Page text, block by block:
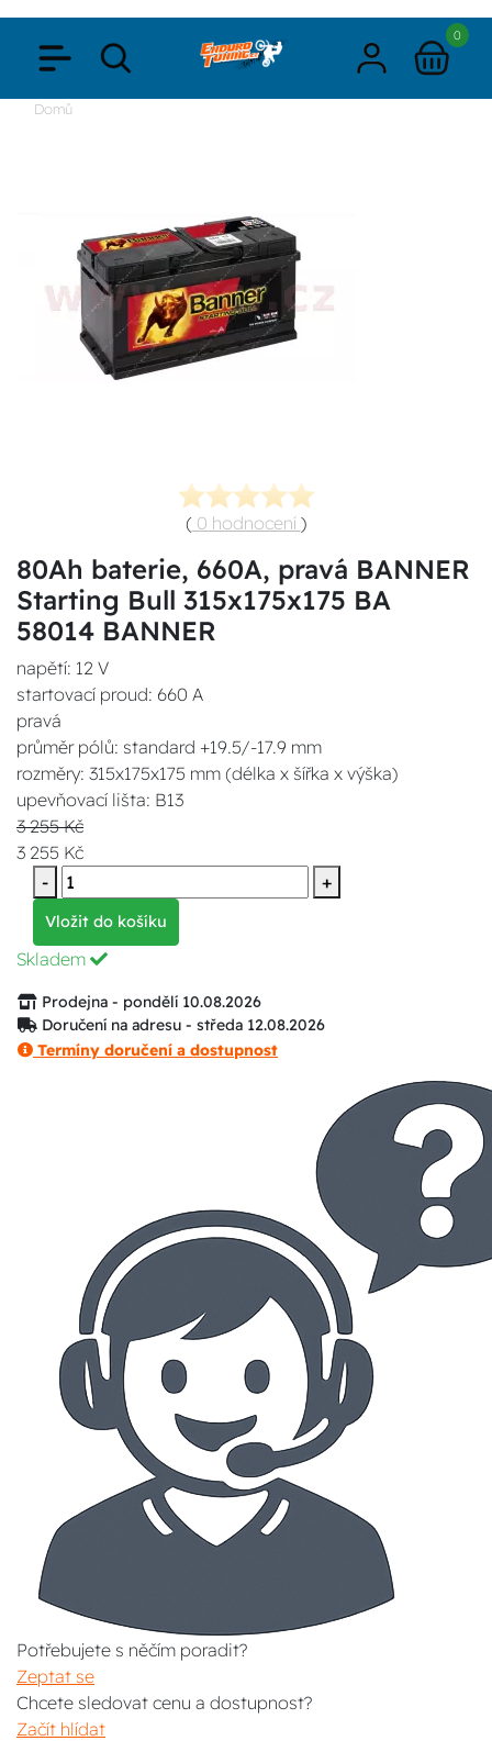
0
Domů
( 0 hodnocení )
80Ah baterie, 660A, pravá BANNER
Starting Bull 315x175x175 BA
58014 BANNER
napětí: 12 V
startovací proud: 660 A
pravá
průměr pólů: standard +19.5/-17.9 mm
rozměry: 315x175x175 mm (délka x šířka x výška)
upevňovací lišta: B13
3 255 Kč
3 255 Kč
-
+
Vložit do košíku
Skladem
Prodejna - pondělí 10.08.2026
Doručení na adresu - středa 12.08.2026
Termíny doručení a dostupnost
Potřebujete s něčím poradit?
Zeptat se
Chcete sledovat cenu a dostupnost?
Začít hlídat